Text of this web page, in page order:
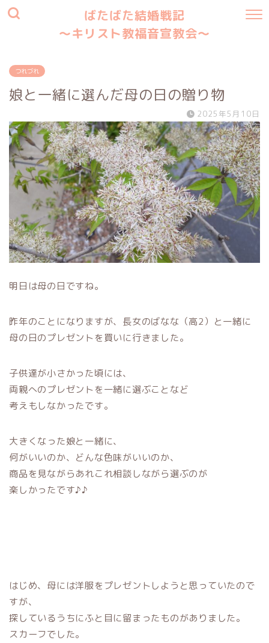
ばたばた結婚戦記
〜キリスト教福音宣教会〜
つれづれ
娘と一緒に選んだ母の日の贈り物
2025年5月10日
明日は母の日ですね。
昨年のことになりますが、長女のばなな（高2）と一緒に
母の日のプレゼントを買いに行きました。
子供達が小さかった頃には、
両親へのプレゼントを一緒に選ぶことなど
考えもしなかったです。
大きくなった娘と一緒に、
何がいいのか、どんな色味がいいのか、
商品を見ながらあれこれ相談しながら選ぶのが
楽しかったです♪♪
はじめ、母には洋服をプレゼントしようと思っていたので
すが、
探しているうちにふと目に留まったものがありました。
スカーフでした。